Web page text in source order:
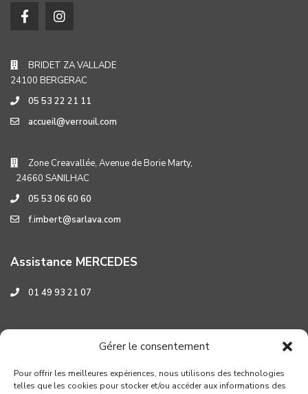
Gérer le consentement
Pour offrir les meilleures expériences, nous utilisons des technologies
telles que les cookies pour stocker et/ou accéder aux informations des
BRIDET ZA VALLADE
24100 BERGERAC
05 53 22 21 11
accueil@verrouil.com
Zone Creavallée, Avenue de Borie Marty,
24660 SANILHAC
05 53 06 60 60
f.imbert@sarlava.com
Assistance MERCEDES
01 49 93 21 07